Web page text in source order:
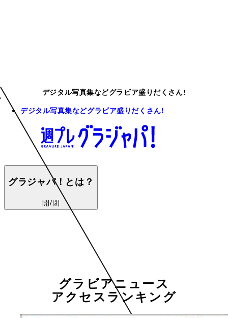
デジタル写真集などグラビア盛りだくさん!
デジタル写真集などグラビア盛りだくさん!
グラジャパ！とは？
開/閉
グラビアニュース
アクセスランキング